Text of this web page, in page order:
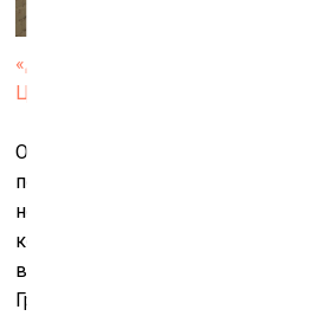
«ДК Громов». Работы Егора
Цхэ
Одно из свойств инфантилизма
перепробовать всё: всякий
непостоянен. Если весь проект
коллективный портрет молодых
в начале нового десятилетия,
Громов» оказывается историей